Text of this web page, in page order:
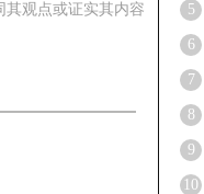
观点或证实其内容
5
6
7
8
9
10